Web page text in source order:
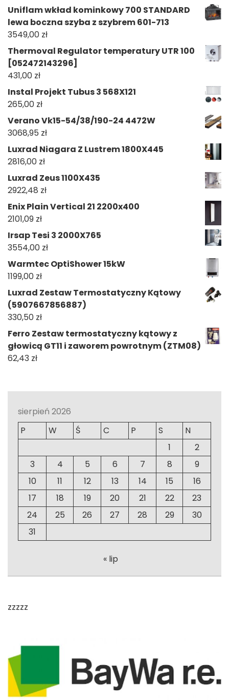
Uniflam wkład kominkowy 700 STANDARD
lewa boczna szyba z szybrem 601-713
3549,00 zł
Thermoval Regulator temperatury UTR 100
[052472143296]
431,00 zł
Instal Projekt Tubus 3 568X121
265,00 zł
Verano Vk15-54/38/190-24 4472W
3068,95 zł
Luxrad Niagara Z Lustrem 1800X445
2816,00 zł
Luxrad Zeus 1100X435
2922,48 zł
Enix Plain Vertical 21 2200x400
2101,09 zł
Irsap Tesi 3 2000X765
3554,00 zł
Warmtec OptiShower 15kW
1199,00 zł
Luxrad Zestaw Termostatyczny Kątowy
(5907667856887)
330,50 zł
Ferro Zestaw termostatyczny kątowy z
głowicą GT11 i zaworem powrotnym (ZTM08)
62,43 zł
sierpień 2026
P
W Ś C P S
N
1
2
3
4 5 6 7 8
9
10
11 12 13 14 15
16
17
18 19 20 21 22
23
24
25 26 27 28 29
30
31
« lip
zzzzz